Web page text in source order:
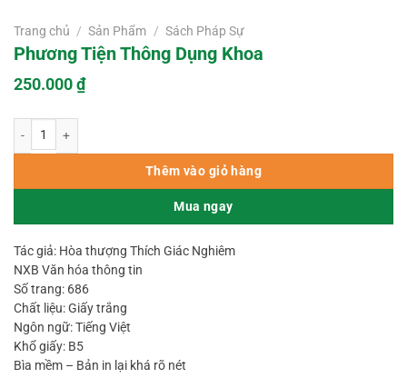
Trang chủ / Sản Phẩm / Sách Pháp Sự
Phương Tiện Thông Dụng Khoa
250.000₫
Thêm vào giỏ hàng
Mua ngay
Tác giả: Hòa thượng Thích Giác Nghiêm
NXB Văn hóa thông tin
Số trang: 686
Chất liệu: Giấy trắng
Ngôn ngữ: Tiếng Việt
Khổ giấy: B5
Bìa mềm – Bản in lại khá rõ nét